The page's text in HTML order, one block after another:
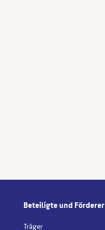
Beteiligte und Förderer
Träger